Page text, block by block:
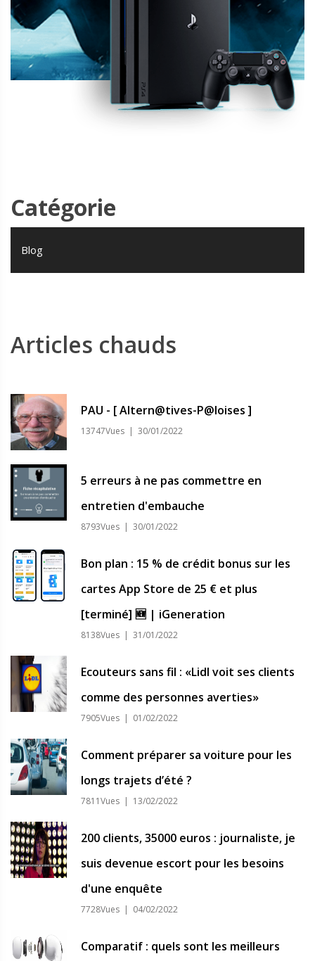
Catégorie
Blog
Articles chauds
PAU - [ Altern@tives-P@loises ]
13747Vues | 30/01/2022
5 erreurs à ne pas commettre en
entretien d'embauche
8793Vues | 30/01/2022
Bon plan : 15 % de crédit bonus sur les
cartes App Store de 25 € et plus
[terminé] 🆕 | iGeneration
8138Vues | 31/01/2022
Ecouteurs sans fil : «Lidl voit ses clients
comme des personnes averties»
7905Vues | 01/02/2022
Comment préparer sa voiture pour les
longs trajets d’été ?
7811Vues | 13/02/2022
200 clients, 35000 euros : journaliste, je
suis devenue escort pour les besoins
d'une enquête
7728Vues | 04/02/2022
Comparatif : quels sont les meilleurs